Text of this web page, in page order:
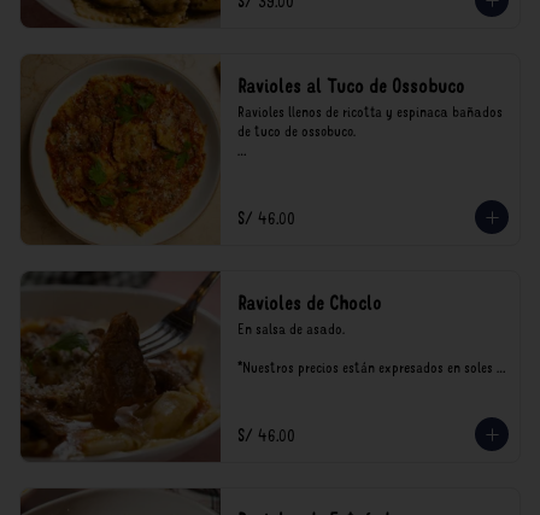
Ravioles al Tuco de Ossobuco
Ravioles llenos de ricotta y espinaca bañados
de tuco de ossobuco.
consumo.
S/ 46.00
Ravioles de Choclo
En salsa de asado.
*Nuestros precios están expresados en soles e
S/ 46.00